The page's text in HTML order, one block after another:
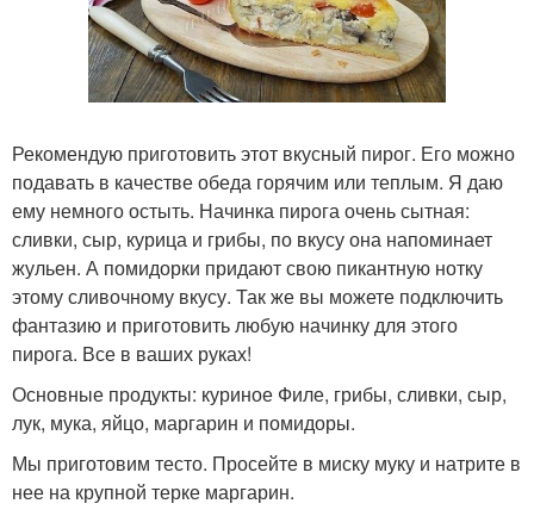
Рекомендую приготовить этот вкусный пирог. Его можно
подавать в качестве обеда горячим или теплым. Я даю
ему немного остыть. Начинка пирога очень сытная:
сливки, сыр, курица и грибы, по вкусу она напоминает
жульен. А помидорки придают свою пикантную нотку
этому сливочному вкусу. Так же вы можете подключить
фантазию и приготовить любую начинку для этого
пирога. Все в ваших руках!
Основные продукты: куриное Филе, грибы, сливки, сыр,
лук, мука, яйцо, маргарин и помидоры.
Мы приготовим тесто. Просейте в миску муку и натрите в
нее на крупной терке маргарин.